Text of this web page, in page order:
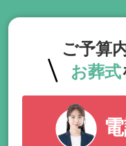
ご予算
お葬式